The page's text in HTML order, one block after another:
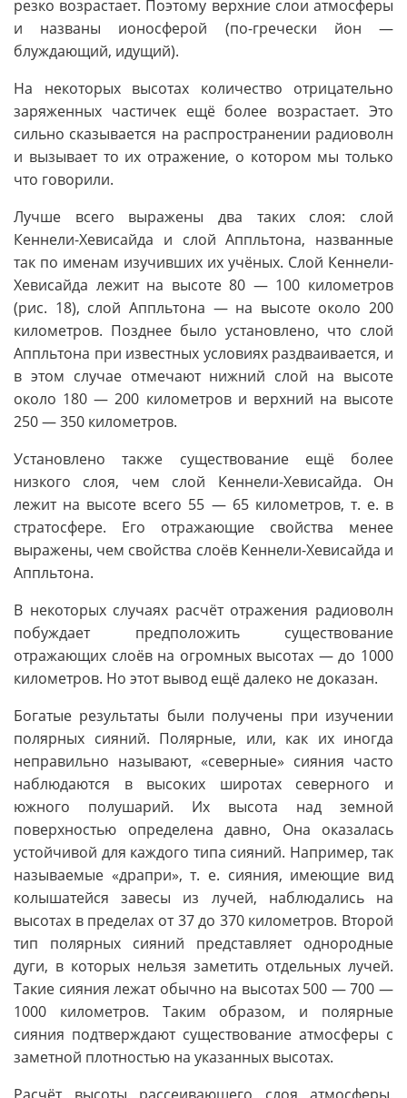
резко возрастает. Поэтому верхние слои атмосферы
и названы ионосферой (по-гречески йон —
блуждающий, идущий).
На некоторых высотах количество отрицательно
заряженных частичек ещё более возрастает. Это
сильно сказывается на распространении радиоволн
и вызывает то их отражение, о котором мы только
что говорили.
Лучше всего выражены два таких слоя: слой
Кеннели-Хевисайда и слой Аппльтона, названные
так по именам изучивших их учёных. Слой Кеннели-
Хевисайда лежит на высоте 80 — 100 километров
(рис. 18), слой Аппльтона — на высоте около 200
километров. Позднее было установлено, что слой
Аппльтона при известных условиях раздваивается, и
в этом случае отмечают нижний слой на высоте
около 180 — 200 километров и верхний на высоте
250 — 350 километров.
Установлено также существование ещё более
низкого слоя, чем слой Кеннели-Хевисайда. Он
лежит на высоте всего 55 — 65 километров, т. е. в
стратосфере. Его отражающие свойства менее
выражены, чем свойства слоёв Кеннели-Хевисайда и
Аппльтона.
В некоторых случаях расчёт отражения радиоволн
побуждает предположить существование
отражающих слоёв на огромных высотах — до 1000
километров. Но этот вывод ещё далеко не доказан.
Богатые результаты были получены при изучении
полярных сияний. Полярные, или, как их иногда
неправильно называют, «северные» сияния часто
наблюдаются в высоких широтах северного и
южного полушарий. Их высота над земной
поверхностью определена давно, Она оказалась
устойчивой для каждого типа сияний. Например, так
называемые «драпри», т. е. сияния, имеющие вид
колышатейся завесы из лучей, наблюдались на
высотах в пределах от 37 до 370 километров. Второй
тип полярных сияний представляет однородные
дуги, в которых нельзя заметить отдельных лучей.
Такие сияния лежат обычно на высотах 500 — 700 —
1000 километров. Таким образом, и полярные
сияния подтверждают существование атмосферы с
заметной плотностью на указанных высотах.